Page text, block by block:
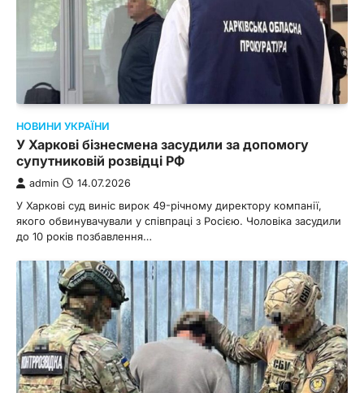
НОВИНИ УКРАЇНИ
У Харкові бізнесмена засудили за допомогу
супутниковій розвідці РФ
admin 14.07.2026
У Харкові суд виніс вирок 49-річному директору компанії,
якого обвинувачували у співпраці з Росією. Чоловіка засудили
до 10 років позбавлення…